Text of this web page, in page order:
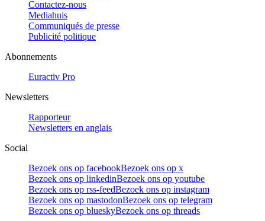
Contactez-nous
Mediahuis
Communiqués de presse
Publicité politique
Abonnements
Euractiv Pro
Newsletters
Rapporteur
Newsletters en anglais
Social
Bezoek ons op facebookBezoek ons op x
Bezoek ons op linkedinBezoek ons op youtube
Bezoek ons op rss-feedBezoek ons op instagram
Bezoek ons op mastodonBezoek ons op telegram
Bezoek ons op blueskyBezoek ons op threads